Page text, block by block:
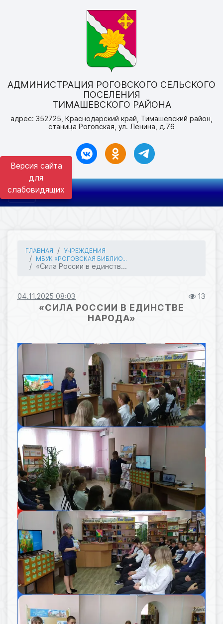
Версия сайта
для
слабовидящих
АДМИНИСТРАЦИЯ РОГОВСКОГО СЕЛЬСКОГО
ПОСЕЛЕНИЯ
ТИМАШЕВСКОГО РАЙОНА
адрес: 352725, Краснодарский край, Тимашевский район,
станица Роговская, ул. Ленина, д.76
ГЛАВНАЯ
УЧРЕЖДЕНИЯ
МБУК «РОГОВСКАЯ БИБЛИО...
«Сила России в единств...
04.11.2025 08:03 13
«СИЛА РОССИИ В ЕДИНСТВЕ
НАРОДА»